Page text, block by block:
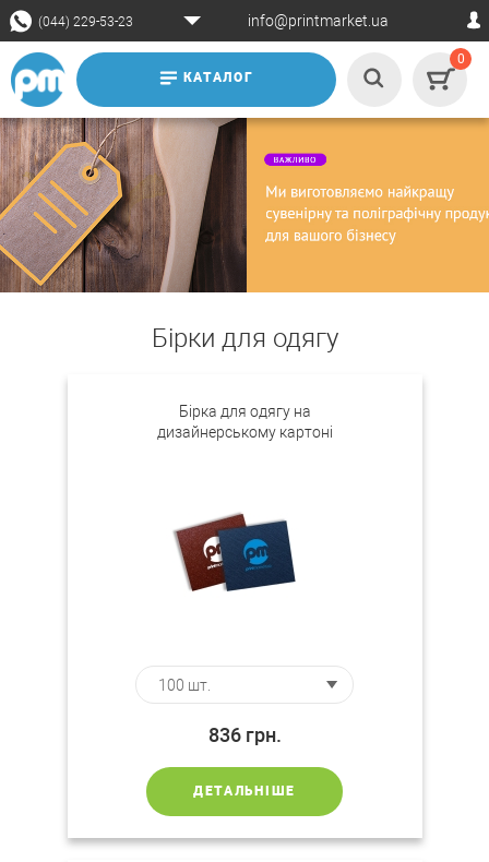
(044) 229-53-23 info@printmarket.ua
КАТАЛОГ
0
Бірки для одягу
Бірка для одягу на
дизайнерському картоні
836 грн.
ДЕТАЛЬНІШЕ